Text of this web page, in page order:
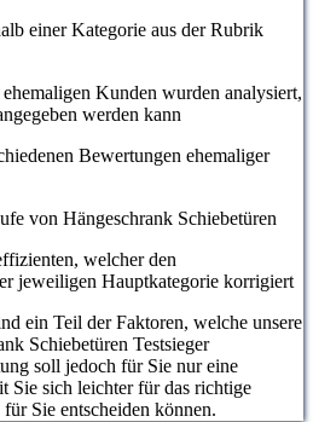
einer Kategorie aus der Rubrik
Kunden wurden analysiert,
werden kann
Bewertungen ehemaliger
von Hängeschrank Schiebetüren
welcher den
jeweiligen Hauptkategorie korrigiert
ein Teil der Faktoren, welche unsere
Schiebetüren Testsieger
soll jedoch für Sie nur eine
Sie sich leichter für das richtige
Sie entscheiden können.